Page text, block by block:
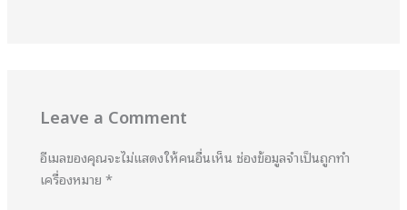
Leave a Comment
อีเมลของคุณจะไม่แสดงให้คนอื่นเห็น ช่องข้อมูลจำเป็นถูกทำ
เครื่องหมาย*